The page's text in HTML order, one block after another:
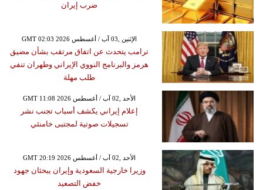
ضرب إيران
GMT 02:03 2026 الإثنين ,03 آب / أغسطس
ترامب يتحدث عن اتفاق مرتقب بشأن مضيق
هرمز والبرنامج النووي الإيراني وطهران تنفي
طلب مهلة
GMT 11:08 2026 الأحد ,02 آب / أغسطس
إعلام إيراني يكشف أسباب تجنب نشر
تسجيلات صوتية لمجتبى خامنئي
GMT 20:19 2026 الأحد ,02 آب / أغسطس
وزيرا خارجية السعودية وإيران يبحثان جهود
خفض التصعيد